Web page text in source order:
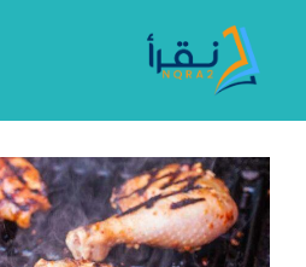
المحتوى